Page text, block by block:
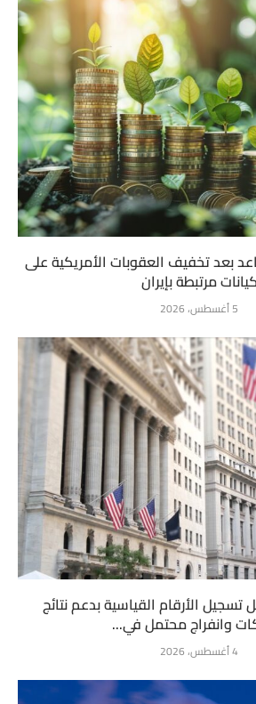
بعد تخفيف العقوبات الأمريكية على
كيانات مرتبطة بإيران
5 أغسطس، 2026
الأرقام القياسية بدعم نتائج
وانفراج محتمل في...
4 أغسطس، 2026